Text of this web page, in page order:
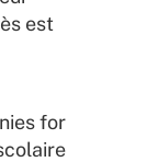
est
for